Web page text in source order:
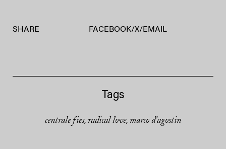
SHARE FACEBOOK/X/ EMAIL
Tags
centrale fies, radical love, marco d'agostin